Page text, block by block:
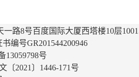
路8号百度国际大厦西塔楼10层
编号GR201544200946
13059798号
〔2021〕1446-171号